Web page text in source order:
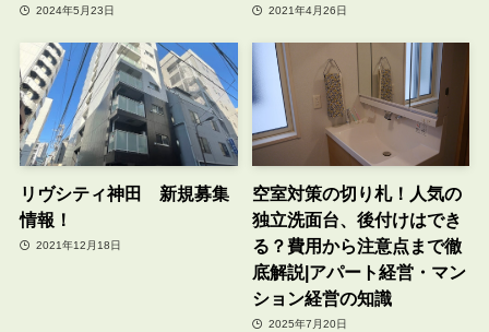
2024年5月23日 2021年4月26日
リヴシティ神田 新規募集
情報！
2021年12月18日
空室対策の切り札！人気の
独立洗面台、後付けはでき
る？費用から注意点まで徹
底解説|アパート経営・マン
ション経営の知識
2025年7月20日